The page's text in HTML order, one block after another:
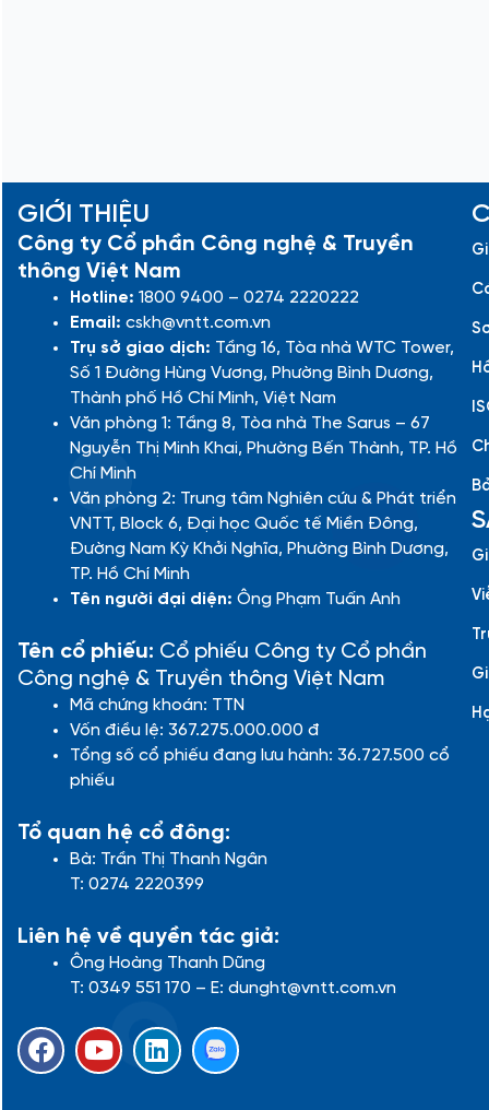
GIỚI THIỆU
Công ty Cổ phần Công nghệ & Truyền
thông Việt Nam
Hotline: 1800 9400 – 0274 2220222
Email: cskh@vntt.com.vn
Trụ sở giao dịch: Tầng 16, Tòa nhà WTC Tower,
Số 1 Đường Hùng Vương, Phường Bình Dương,
Thành phố Hồ Chí Minh, Việt Nam
Văn phòng 1: Tầng 8, Tòa nhà The Sarus – 67
Nguyễn Thị Minh Khai, Phường Bến Thành, TP. Hồ
Chí Minh
Văn phòng 2: Trung tâm Nghiên cứu & Phát triển
VNTT, Block 6, Đại học Quốc tế Miền Đông,
Đường Nam Kỳ Khởi Nghĩa, Phường Bình Dương,
TP. Hồ Chí Minh
Tên người đại diện: Ông Phạm Tuấn Anh
Tên cổ phiếu: Cổ phiếu Công ty Cổ phần
Công nghệ & Truyền thông Việt Nam
Mã chứng khoán: TTN
Vốn điều lệ: 367.275.000.000 đ
Tổng số cổ phiếu đang lưu hành: 36.727.500 cổ
phiếu
Tổ quan hệ cổ đông:
Bà: Trần Thị Thanh Ngân
T: 0274 2220399
Liên hệ về quyền tác giả:
Ông Hoàng Thanh Dũng
T: 0349 551 170 – E: dunght@vntt.com.vn
F
a
Y
o
L
i